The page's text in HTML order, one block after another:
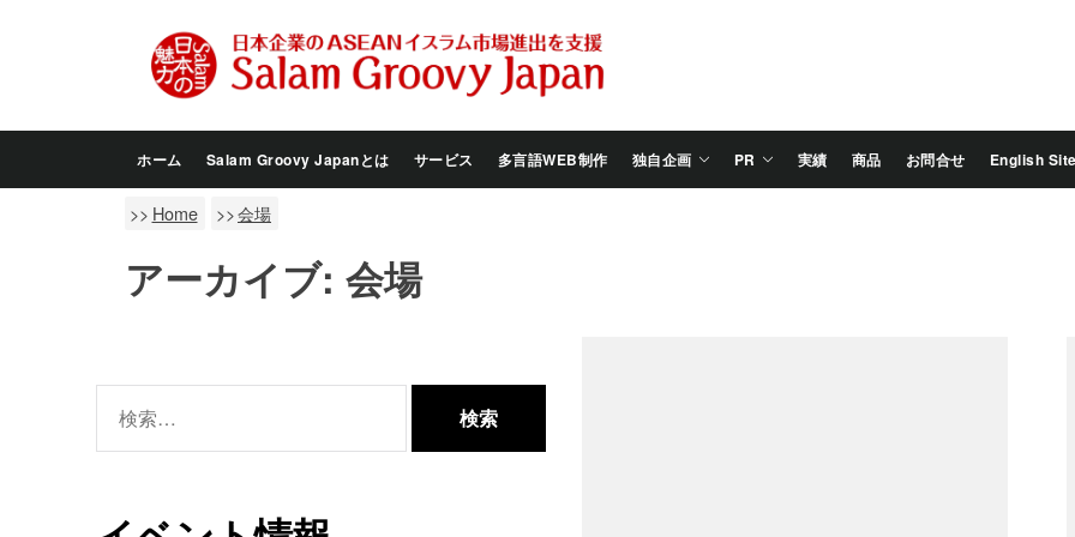
Groovy
Japan
ホーム Salam Groovy Japanとは サービス 多言語WEB制作 独自企画 PR 実績 商品 お問合せ English
Home 会場
アーカイブ: 会場
索: